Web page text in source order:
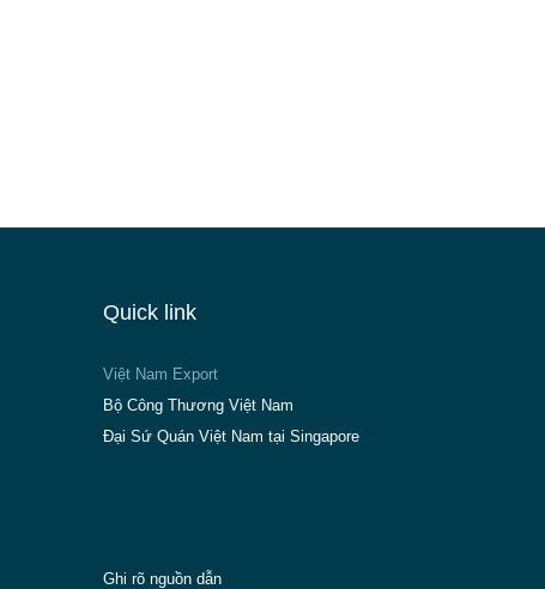
Quick link
Việt Nam Export
Bộ Công Thương Việt Nam
Đại Sứ Quán Việt Nam tại Singapore
Ghi rõ nguồn dẫn